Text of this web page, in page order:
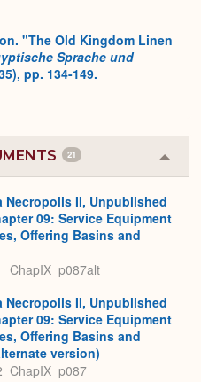
"The Old Kingdom Linen
Sprache und
pp. 134-149.
21
or
Necropolis II, Unpublished
09: Service Equipment
Offering Basins and
Necropolis II, Unpublished
09: Service Equipment
Offering Basins and
version)